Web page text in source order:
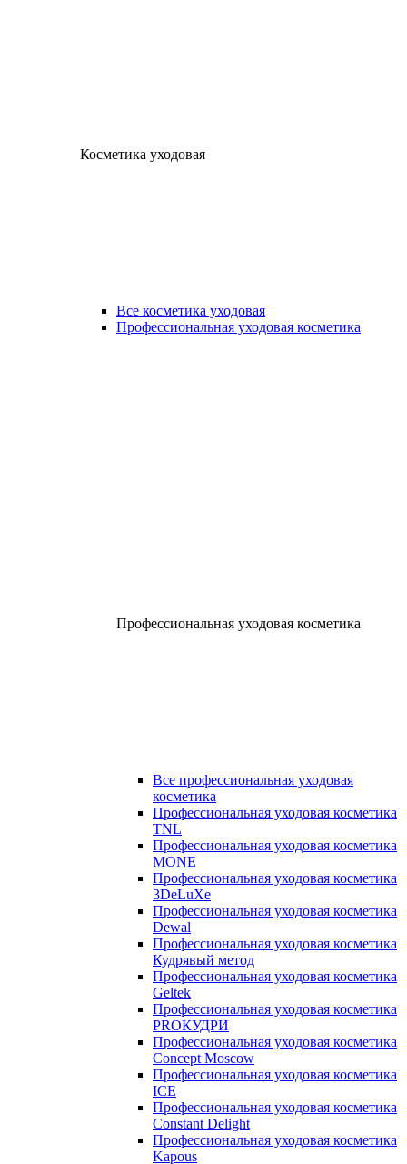
Косметика уходовая
Все косметика уходовая
Профессиональная уходовая косметика
Профессиональная уходовая косметика
Все профессиональная уходовая
косметика
Профессиональная уходовая косметика
TNL
Профессиональная уходовая косметика
MONE
Профессиональная уходовая косметика
3DeLuXe
Профессиональная уходовая косметика
Dewal
Профессиональная уходовая косметика
Кудрявый метод
Профессиональная уходовая косметика
Geltek
Профессиональная уходовая косметика
PROКУДРИ
Профессиональная уходовая косметика
Concept Moscow
Профессиональная уходовая косметика
ICE
Профессиональная уходовая косметика
Constant Delight
Профессиональная уходовая косметика
Kapous